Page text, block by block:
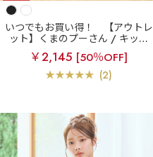
いつでもお買い得！
【アウトレ
ット】くまのプーさん / キッズ
半袖 上下セット
￥2,145 [50％OFF]
(2)